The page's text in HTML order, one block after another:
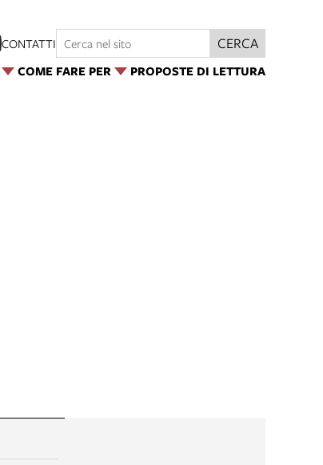
COME FARE PER PROPOSTE DI LETTURA
CONTATTI CERCA